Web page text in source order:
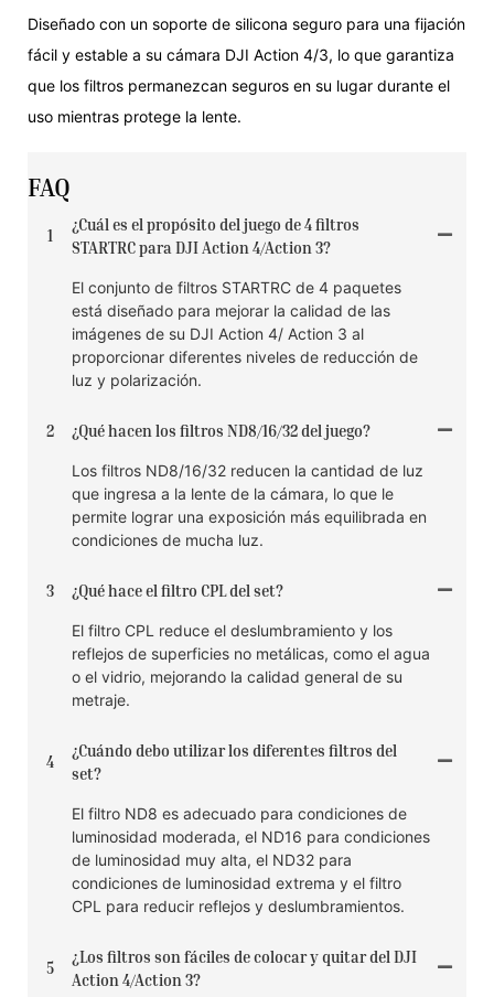
Diseñado con un soporte de silicona seguro para una fijación
fácil y estable a su cámara DJI Action 4/3, lo que garantiza
que los filtros permanezcan seguros en su lugar durante el
uso mientras protege la lente.
FAQ
1
¿Cuál es el propósito del juego de 4 filtros
STARTRC para DJI Action 4/Action 3?
El conjunto de filtros STARTRC de 4 paquetes
está diseñado para mejorar la calidad de las
imágenes de su DJI Action 4/ Action 3 al
proporcionar diferentes niveles de reducción de
luz y polarización.
2 ¿Qué hacen los filtros ND8/16/32 del juego?
Los filtros ND8/16/32 reducen la cantidad de luz
que ingresa a la lente de la cámara, lo que le
permite lograr una exposición más equilibrada en
condiciones de mucha luz.
3 ¿Qué hace el filtro CPL del set?
El filtro CPL reduce el deslumbramiento y los
reflejos de superficies no metálicas, como el agua
o el vidrio, mejorando la calidad general de su
metraje.
4
¿Cuándo debo utilizar los diferentes filtros del
set?
El filtro ND8 es adecuado para condiciones de
luminosidad moderada, el ND16 para condiciones
de luminosidad muy alta, el ND32 para
condiciones de luminosidad extrema y el filtro
CPL para reducir reflejos y deslumbramientos.
5
¿Los filtros son fáciles de colocar y quitar del DJI
Action 4/Action 3?